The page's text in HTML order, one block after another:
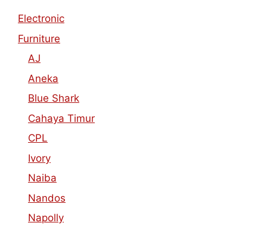
Electronic
Furniture
AJ
Aneka
Blue Shark
Cahaya Timur
CPL
Ivory
Naiba
Nandos
Napolly